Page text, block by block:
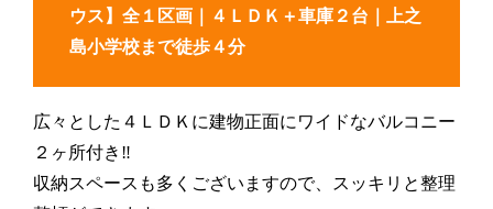
ウス】全１区画｜４ＬＤＫ＋車庫２台｜上之
島小学校まで徒歩４分
広々とした４ＬＤＫに建物正面にワイドなバルコニー
２ヶ所付き‼️
収納スペースも多くございますので、スッキリと整理